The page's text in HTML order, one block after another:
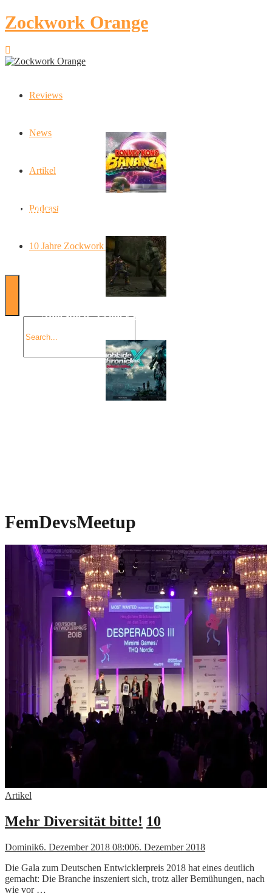
Zockwork Orange
Reviews
News
Artikel
Podcast
10 Jahre Zockwork Orange
Donkey Kong Bananza: “Ich mache alles kaputt!”
Angespielt: Legacy of Kain: Soul Reaver
FemDevsMeetup
Artikel
Mehr Diversität bitte! 10
Dominik6. Dezember 2018 08:006. Dezember 2018
Die Gala zum Deutschen Entwicklerpreis 2018 hat eines deutlich
gemacht: Die Branche inszeniert sich, trotz aller Bemühungen, nach
wie vor …